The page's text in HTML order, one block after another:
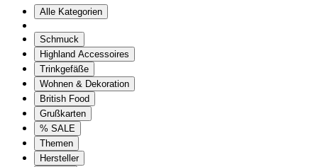
Alle Kategorien
Schmuck
Highland Accessoires
Trinkgefäße
Wohnen & Dekoration
British Food
Grußkarten
% SALE
Themen
Hersteller